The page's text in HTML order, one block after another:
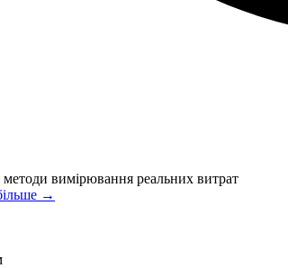
методи вимірювання реальних витрат
→